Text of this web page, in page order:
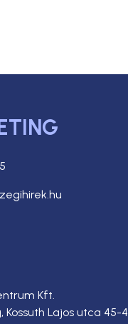
Kft.
Lajos utca 45-